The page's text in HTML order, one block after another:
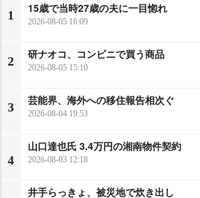
1
15歳で当時27歳の夫に一目惚れ
2026-08-05 16:09
2
研ナオコ、コンビニで買う商品
2026-08-05 15:10
3
芸能界、海外への移住報告相次ぐ
2026-08-04 19:53
4
山口達也氏 3.4万円の湘南物件契約
2026-08-03 12:18
井手らっきょ、被災地で炊き出し